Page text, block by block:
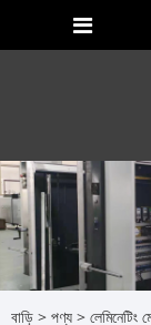
বাড়ি > পণ্য > লেমিনেটিং